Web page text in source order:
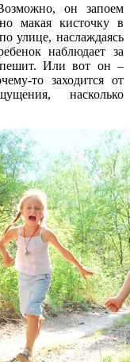
он запоем
макая кисточку в
улице, наслаждаясь
наблюдает за
Или вот он –
то заходится от
насколько